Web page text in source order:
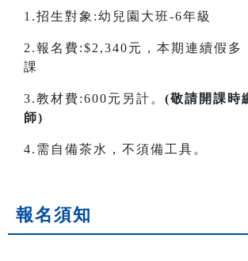
1.招生對象:幼兒園大班-6年級
2.報名費:$2,340元，本期連續假多
課
3.教材費:600元另計。 (敬請開課時
師)
4.需自備茶水，不須備工具。
報名須知